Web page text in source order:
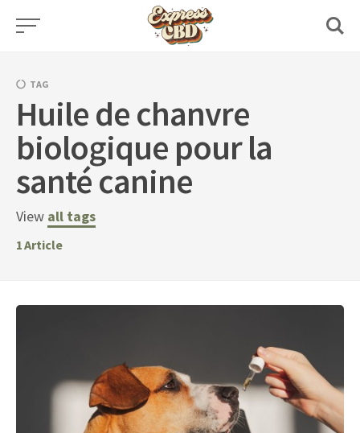
Skip
TAG
Huile de chanvre
biologique pour la
santé canine
View all tags
1Article